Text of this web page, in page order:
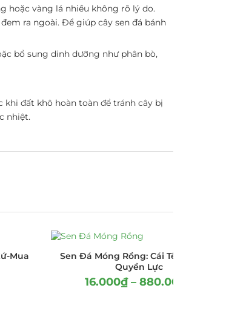
hoặc vàng lá nhiều không rõ lý do.
ra ngoài. Để giúp cây sen đá bánh
bổ sung dinh dưỡng như phân bò,
đất khô hoàn toàn để tránh cây bị
nhiệt.
Mua
Sen Đá Móng Rồng: Cái Tên Nói Lên
Quyền Lực
16.000₫ – 880.000